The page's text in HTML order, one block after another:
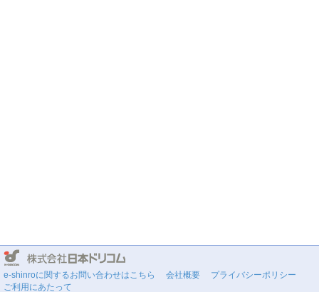
e-shinroに関するお問い合わせはこちら 会社概要
プライバシーポリシー
ご利用にあたって